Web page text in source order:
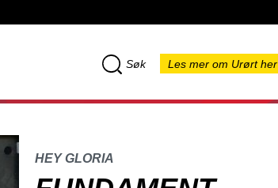
Søk Les mer om Urørt her
HEY GLORIA